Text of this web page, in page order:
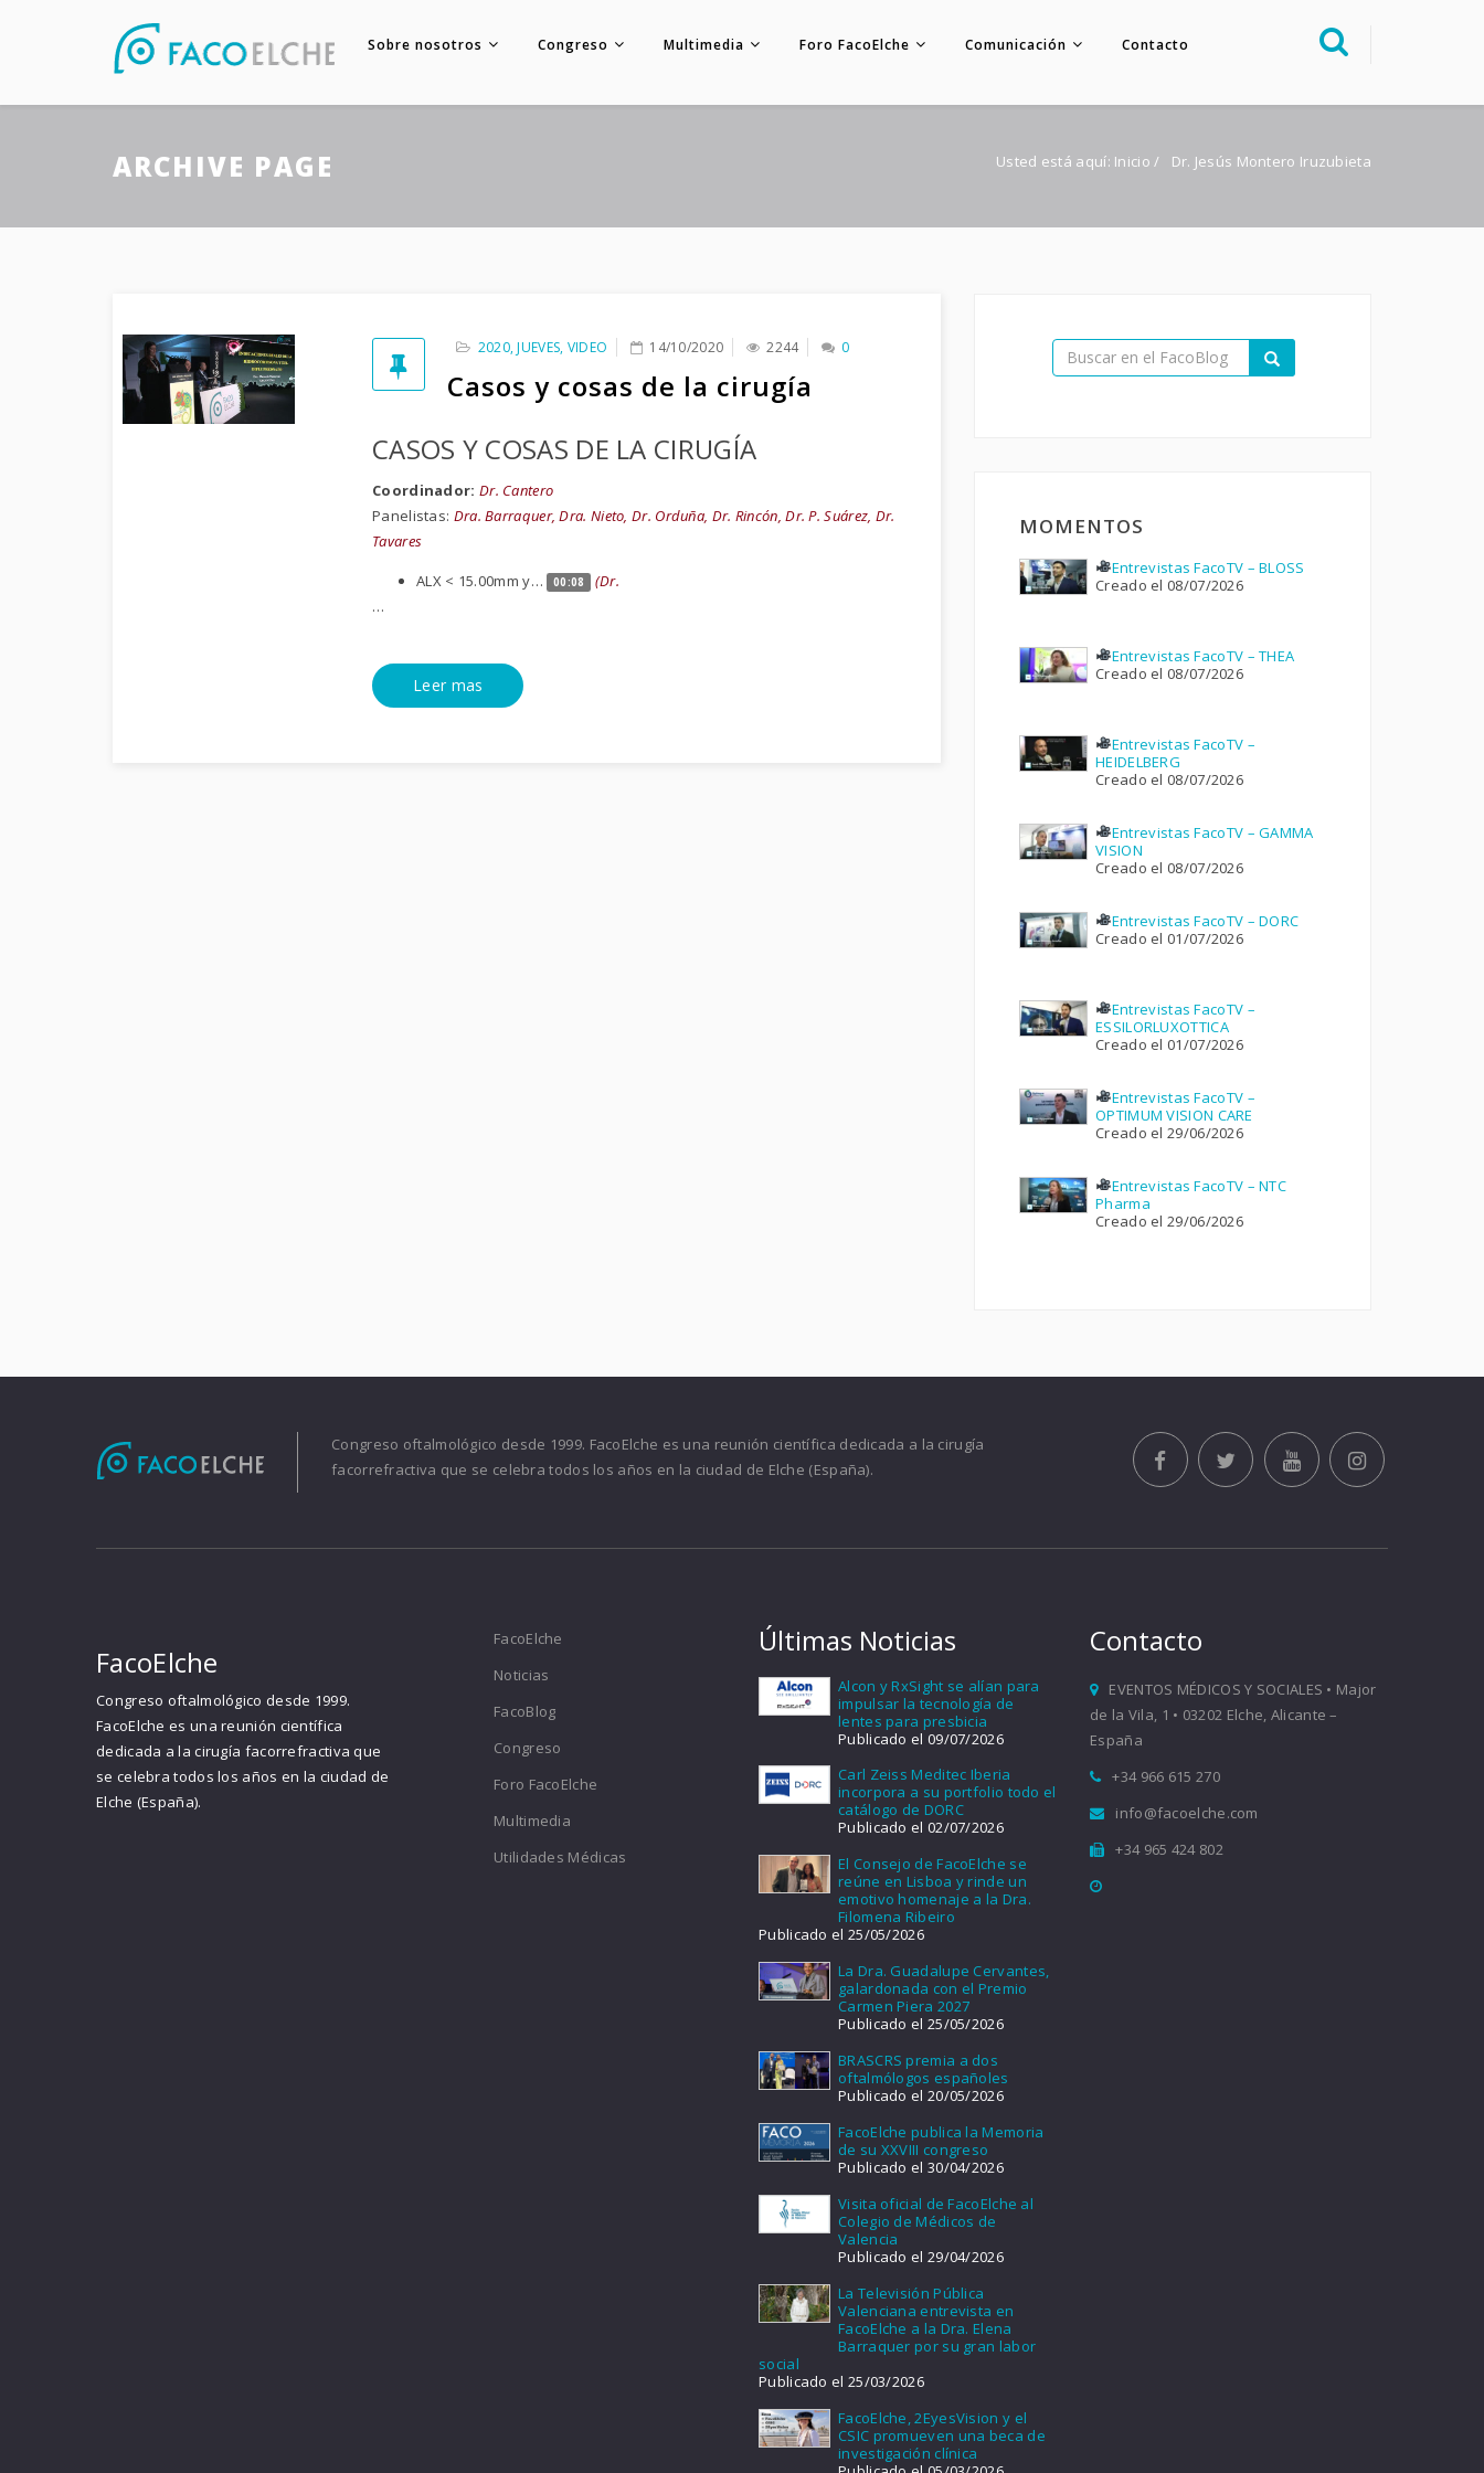
Sobre nosotros Congreso Multimedia Foro FacoElche Comunicación Contacto
Foro FacoElche
ARCHIVE PAGE Usted está aquí: Inicio / Dr. Jesús Montero Iruzubieta
2020,JUEVES, VIDEO 14/10/2020 2244 0
Casos y cosas de la cirugía
CASOS Y COSAS DE LA CIRUGÍA
Coordinador: Dr. Cantero
Panelistas: Dra. Barraquer, Dra. Nieto, Dr. Orduña, Dr. Rincón, Dr. P. Suárez, Dr.
Tavares
ALX < 15.00mm y… 00:08
(Dr.
…
Leer mas
MOMENTOS
Entrevistas FacoTV – BLOSS
Creado el 08/07/2026
Entrevistas FacoTV – THEA
Creado el 08/07/2026
Entrevistas FacoTV –
HEIDELBERG
Creado el 08/07/2026
Entrevistas FacoTV – GAMMA
VISION
Creado el 08/07/2026
Entrevistas FacoTV – DORC
Creado el 01/07/2026
Entrevistas FacoTV –
ESSILORLUXOTTICA
Creado el 01/07/2026
Entrevistas FacoTV –
OPTIMUM VISION CARE
Creado el 29/06/2026
Entrevistas FacoTV – NTC
Pharma
Creado el 29/06/2026
Congreso oftalmológico desde 1999. FacoElche es una reunión científica dedicada a la cirugía
facorrefractiva que se celebra todos los años en la ciudad de Elche (España).
FacoElche
Congreso oftalmológico desde 1999.
FacoElche es una reunión científica
dedicada a la cirugía facorrefractiva que
se celebra todos los años en la ciudad de
Elche (España).
FacoElche
Noticias
FacoBlog
Congreso
Foro FacoElche
Multimedia
Utilidades Médicas
Últimas Noticias
Alcon y RxSight se alían para
impulsar la tecnología de
lentes para presbicia
Publicado el 09/07/2026
Carl Zeiss Meditec Iberia
incorpora a su portfolio todo el
catálogo de DORC
Publicado el 02/07/2026
El Consejo de FacoElche se
reúne en Lisboa y rinde un
emotivo homenaje a la Dra.
Filomena Ribeiro
Publicado el 25/05/2026
La Dra. Guadalupe Cervantes,
galardonada con el Premio
Carmen Piera 2027
Publicado el 25/05/2026
BRASCRS premia a dos
oftalmólogos españoles
Publicado el 20/05/2026
FacoElche publica la Memoria
de su XXVIII congreso
Publicado el 30/04/2026
Visita oficial de FacoElche al
Colegio de Médicos de
Valencia
Publicado el 29/04/2026
La Televisión Pública
Valenciana entrevista en
FacoElche a la Dra. Elena
Barraquer por su gran labor
social
Publicado el 25/03/2026
FacoElche, 2EyesVision y el
CSIC promueven una beca de
investigación clínica
Contacto
EVENTOS MÉDICOS Y SOCIALES • Major
de la Vila, 1 • 03202 Elche, Alicante –
España
+34 966 615 270
info@facoelche.com
+34 965 424 802